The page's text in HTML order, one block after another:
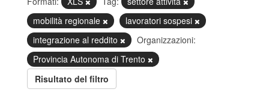
mobilità regionale
lavoratori sospesi
integrazione al reddito
Organizzazioni:
Provincia Autonoma di Trento
Risultato del filtro